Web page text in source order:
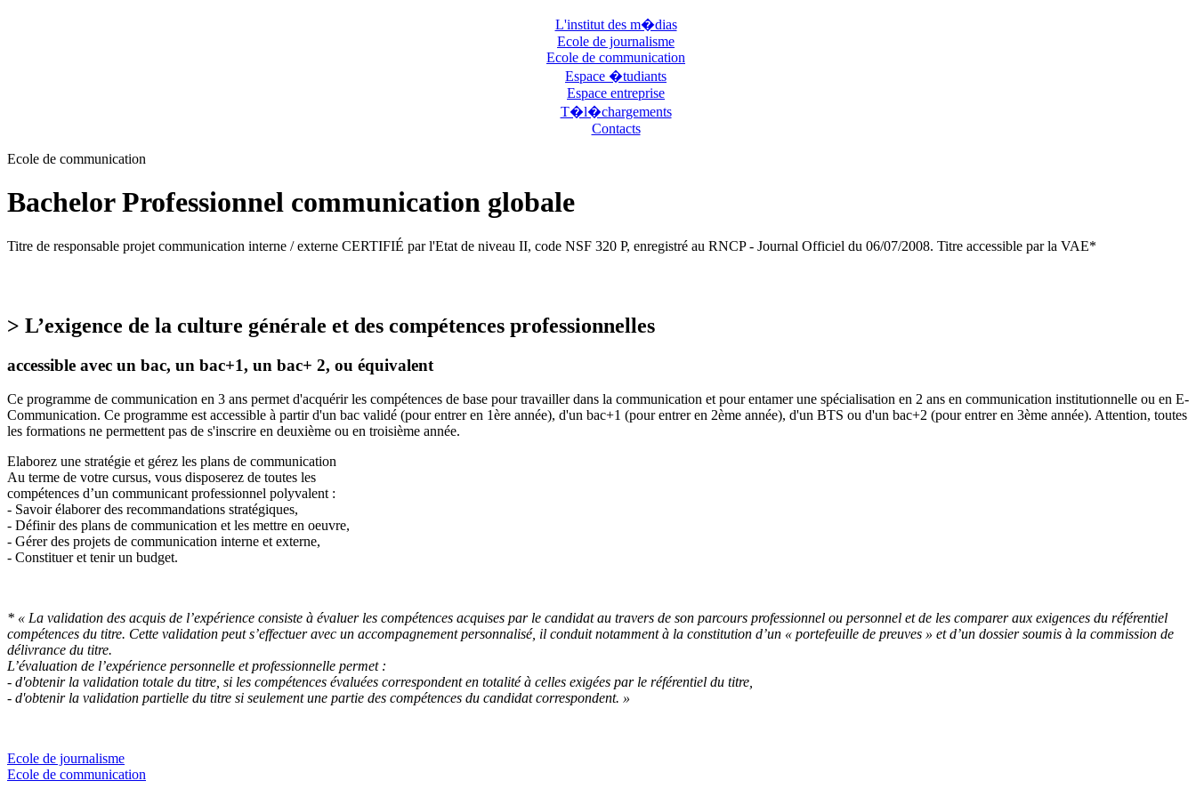
L'institut des m�dias
Ecole de journalisme
Ecole de communication
Espace �tudiants
Espace entreprise
T�l�chargements
Contacts
Ecole de communication
Bachelor Professionnel communication globale
Titre de responsable projet communication interne / externe CERTIFIÉ par l'Etat de niveau II, code NSF 320 P, enregistré au RNCP - Journal Officiel du 06/07/2008. Titre accessible par la VAE*
> L’exigence de la culture générale et des compétences professionnelles
accessible avec un bac, un bac+1, un bac+ 2, ou équivalent
Ce programme de communication en 3 ans permet d'acquérir les compétences de base pour travailler dans la communication et pour entamer une spécialisation en 2 ans en communication institutionnelle ou en E-
Communication. Ce programme est accessible à partir d'un bac validé (pour entrer en 1ère année), d'un bac+1 (pour entrer en 2ème année), d'un BTS ou d'un bac+2 (pour entrer en 3ème année). Attention, toutes
les formations ne permettent pas de s'inscrire en deuxième ou en troisième année.
Elaborez une stratégie et gérez les plans de communication
Au terme de votre cursus, vous disposerez de toutes les
compétences d’un communicant professionnel polyvalent :
- Savoir élaborer des recommandations stratégiques,
- Définir des plans de communication et les mettre en oeuvre,
- Gérer des projets de communication interne et externe,
- Constituer et tenir un budget.
* « La validation des acquis de l’expérience consiste à évaluer les compétences acquises par le candidat au travers de son parcours professionnel ou personnel et de les comparer aux exigences du référentiel
compétences du titre. Cette validation peut s’effectuer avec un accompagnement personnalisé, il conduit notamment à la constitution d’un « portefeuille de preuves » et d’un dossier soumis à la commission de
délivrance du titre.
L’évaluation de l’expérience personnelle et professionnelle permet :
- d'obtenir la validation totale du titre, si les compétences évaluées correspondent en totalité à celles exigées par le référentiel du titre,
- d'obtenir la validation partielle du titre si seulement une partie des compétences du candidat correspondent. »
Ecole de journalisme
Ecole de communication